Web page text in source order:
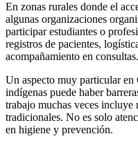
En zonas rurales donde el
algunas organizaciones
participar estudiantes o
registros de pacientes,
acompañamiento en consultas.
Un aspecto muy particular en
indígenas puede haber
trabajo muchas veces
tradicionales. No es solo
en higiene y prevención.